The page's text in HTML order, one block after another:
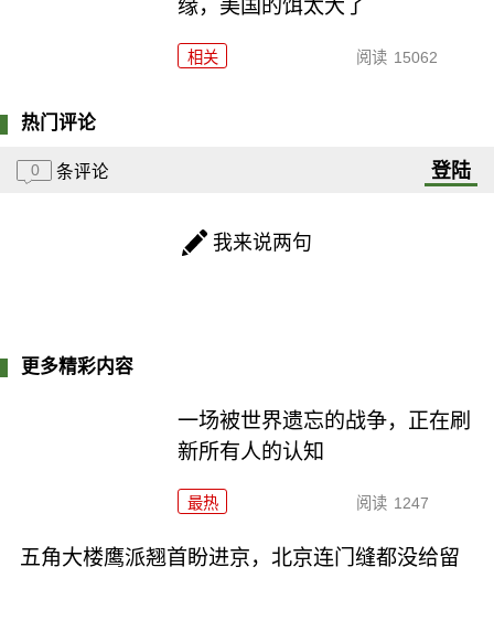
缘，美国的饵太大了
相关 阅读 15062
热门评论
0 条评论 登陆
我来说两句
更多精彩内容
一场被世界遗忘的战争，正在刷
新所有人的认知
最热 阅读 1247
五角大楼鹰派翘首盼进京，北京连门缝都没给留